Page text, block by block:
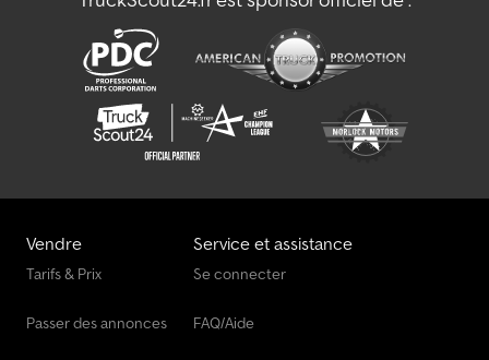
Vendre
Tarifs & Prix
Passer des annonces
Service et assistance
Se connecter
FAQ/Aide